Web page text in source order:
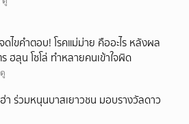
ดไขคำตอบ! โรคแม่ม่าย คืออะไร หลังผล
ฮลุน โซโล่ ทำหลายคนเข้าใจผิด
า ร่วมหนุนบาสเยาวชน มอบรางวัลดาว